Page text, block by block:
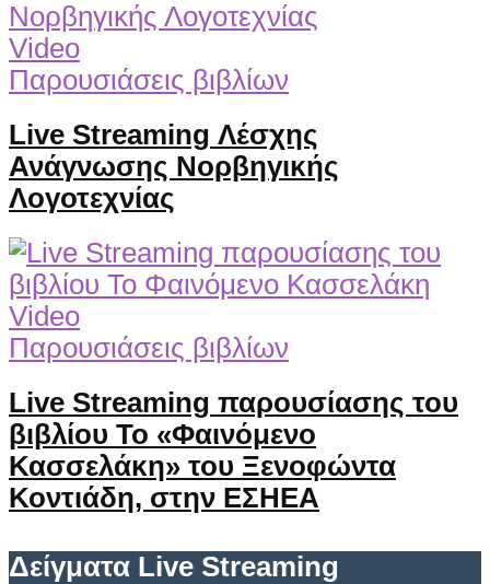
Video
Παρουσιάσεις βιβλίων
Live Streaming Λέσχης
Ανάγνωσης Νορβηγικής
Λογοτεχνίας
Video
Παρουσιάσεις βιβλίων
Live Streaming παρουσίασης του
βιβλίου Το «Φαινόμενο
Κασσελάκη» του Ξενοφώντα
Κοντιάδη, στην ΕΣΗΕΑ
Δείγματα Live Streaming